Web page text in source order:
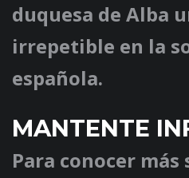
duquesa de Alba
irrepetible en la
española.
MANTENTE
Para conocer más